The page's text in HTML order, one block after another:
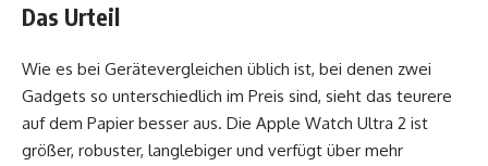
Das Urteil
Wie es bei Gerätevergleichen üblich ist, bei denen zwei
Gadgets so unterschiedlich im Preis sind, sieht das teurere
auf dem Papier besser aus. Die Apple Watch Ultra 2 ist
größer, robuster, langlebiger und verfügt über mehr